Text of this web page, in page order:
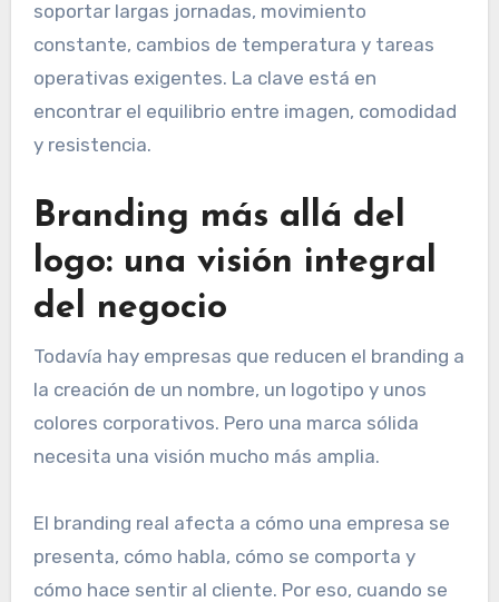
soportar largas jornadas, movimiento
constante, cambios de temperatura y tareas
operativas exigentes. La clave está en
encontrar el equilibrio entre imagen, comodidad
y resistencia.
Branding más allá del
logo: una visión integral
del negocio
Todavía hay empresas que reducen el branding a
la creación de un nombre, un logotipo y unos
colores corporativos. Pero una marca sólida
necesita una visión mucho más amplia.
El branding real afecta a cómo una empresa se
presenta, cómo habla, cómo se comporta y
cómo hace sentir al cliente. Por eso, cuando se